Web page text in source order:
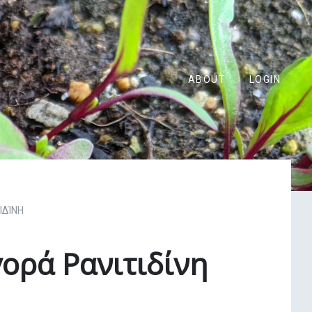
ABOUT LOGIN
Ρανιτιδίνη